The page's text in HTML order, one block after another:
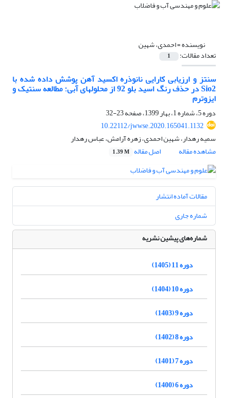
نویسنده =احمدی، شهین
تعداد مقالات: 1
سنتز و ارزیابی کارایی نانوذره اکسید آهن پوشش داده شده با
Sio2 در حذف رنگ اسید بلو 92 از محلولهای آبی: مطالعه سنتیک و
ایزوترم
دوره 5، شماره 1، بهار 1399، صفحه
23-32
10.22112/jwwse.2020.165041.1132
سمیه رهدار، شهین احمدی، زهره آرامش، عباس رهدار
مشاهده مقاله
اصل مقاله 1.39 M
مقالات آماده انتشار
شماره جاری
شماره‌های پیشین نشریه
دوره 11 (1405)
دوره 10 (1404)
دوره 9 (1403)
دوره 8 (1402)
دوره 7 (1401)
دوره 6 (1400)